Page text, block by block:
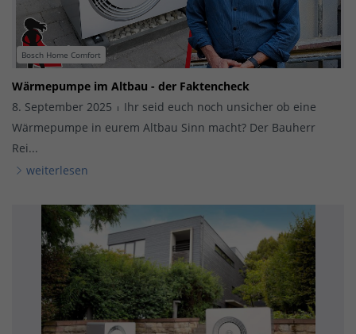
Bosch Home Comfort
Wärmepumpe im Altbau - der Faktencheck
8. September 2025
Ihr seid euch noch unsicher ob eine
Wärmepumpe in eurem Altbau Sinn macht? Der Bauherr
Rei...
weiterlesen